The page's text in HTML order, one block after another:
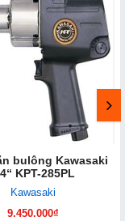
bulông Kawasaki
KPT-285PL
Kawasaki
9.450.000₫